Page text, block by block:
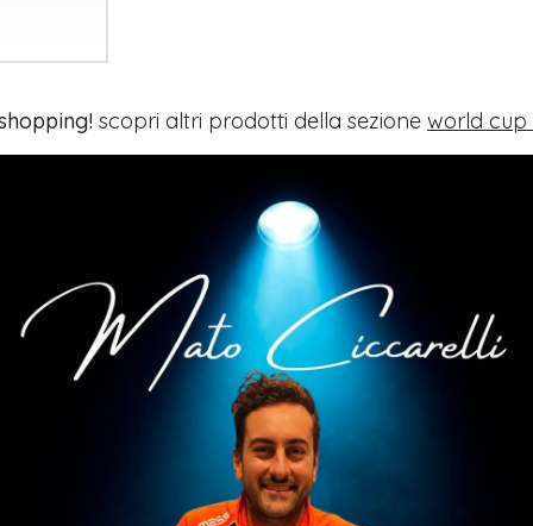
scopri altri prodotti della sezione world cup